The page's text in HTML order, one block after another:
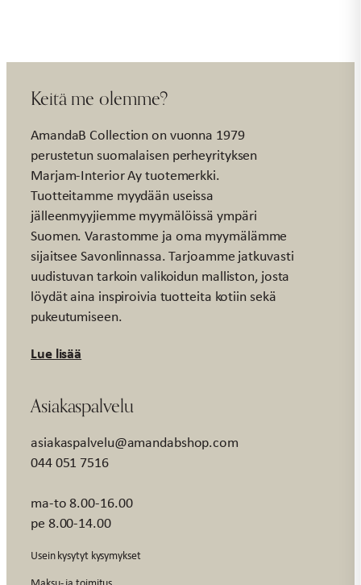
Keitä me olemme?
AmandaB Collection on vuonna 1979
perustetun suomalaisen perheyrityksen
Marjam-Interior Ay tuotemerkki.
Tuotteitamme myydään useissa
jälleenmyyjiemme myymälöissä ympäri
Suomen. Varastomme ja oma myymälämme
sijaitsee Savonlinnassa. Tarjoamme jatkuvasti
uudistuvan tarkoin valikoidun malliston, josta
löydät aina inspiroivia tuotteita kotiin sekä
pukeutumiseen.
Lue lisää
Asiakaspalvelu
asiakaspalvelu@amandabshop.com
044 051 7516
ma-to 8.00-16.00
pe 8.00-14.00
Usein kysytyt kysymykset